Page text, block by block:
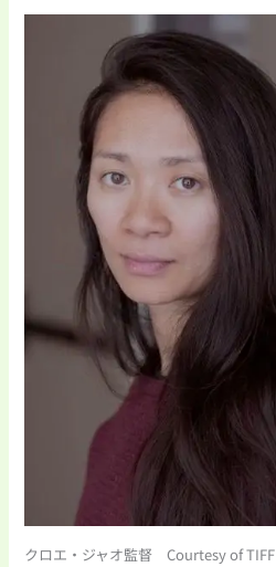
クロエ・ジャオ監督 Courtesy of TIFF